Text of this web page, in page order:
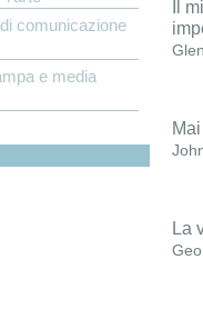
Il
La
comunicazione
e media